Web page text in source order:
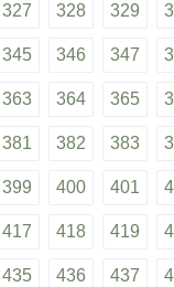
327 328 329
345 346 347
363 364 365
381 382 383
399 400 401
417 418 419
435 436 437